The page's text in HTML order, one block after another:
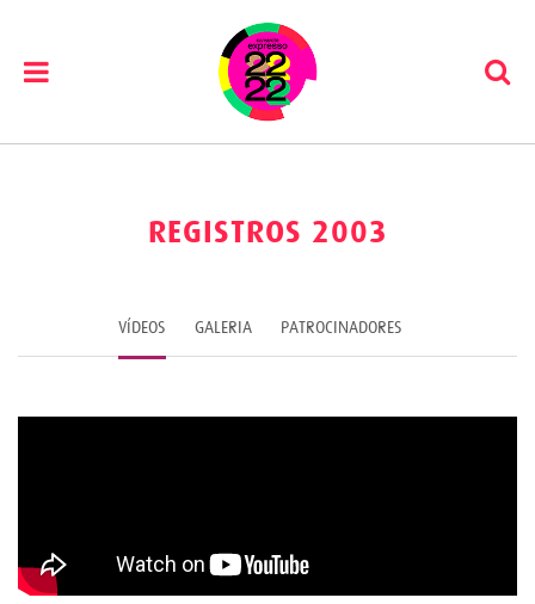
conteúdo
REGISTROS 2003
VÍDEOS GALERIA PATROCINADORES